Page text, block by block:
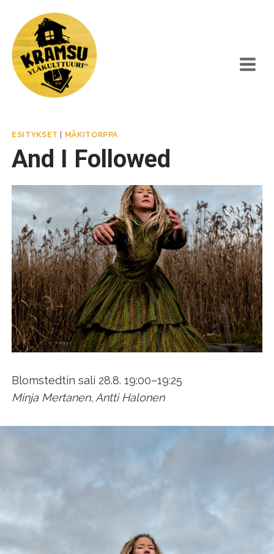
sisältöön
ESITYKSET MÄKITORPPA
And I Followed
Blomstedtin sali 28.8. 19:00–19:25
Minja Mertanen, Antti Halonen